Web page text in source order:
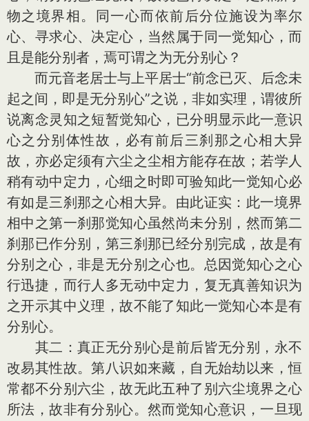
物之境界相。同一心而依前后分位施设为率尔
心、寻求心、决定心，当然属于同一觉知心，而
且是能分别者，焉可谓之为无分别心？
而元音老居士与上平居士“前念已灭、后念未
起之间，即是无分别心”之说，非如实理，谓彼所
说离念灵知之短暂觉知心，已分明显示此一意识
心之分别体性故，必有前后三刹那之心相大异
故，亦必定须有六尘之尘相方能存在故；若学人
稍有动中定力，心细之时即可验知此一觉知心必
有如是三刹那之心相大异。由此证实：此一境界
相中之第一刹那觉知心虽然尚未分别，然而第二
刹那已作分别，第三刹那已经分别完成，故是有
分别之心，非是无分别之心也。总因觉知心之心
行迅捷，而行人多无动中定力，复无真善知识为
之开示其中义理，故不能了知此一觉知心本是有
分别心。
其二：真正无分别心是前后皆无分别，永不
改易其性故。第八识如来藏，自无始劫以来，恒
常都不分别六尘，故无此五种了别六尘境界之心
所法，故非有分别心。然而觉知心意识，一旦现